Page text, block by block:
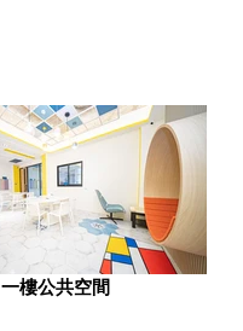
一樓公共空間